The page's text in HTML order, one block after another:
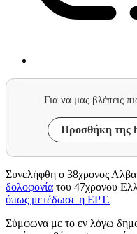
Για να μας βλέπεις
Προσθήκη της
Συνελήφθη ο 38χρονος
δολοφονία του 47χρονου
όπως μετέδωσε η ΕΡΤ.
Σύμφωνα με το εν λόγω